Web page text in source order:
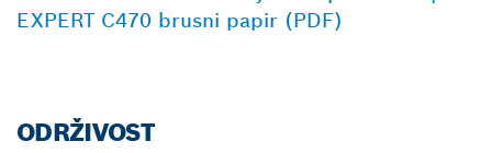
EXPERT C470 brusni papir (PDF)
ODRŽIVOST